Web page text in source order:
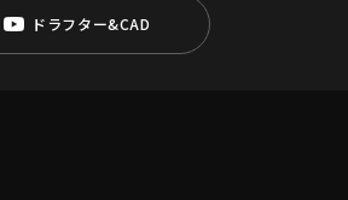
ドラフター&CAD